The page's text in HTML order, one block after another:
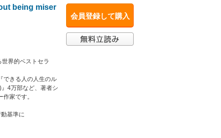
会員登録して購入
being miser
界的ベストセラ
できる人の人生のル
4万部など、著者シ
家です。
基準に